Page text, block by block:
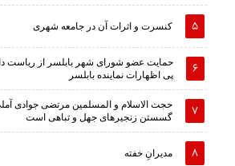
کنسرت و اثرات آن در جامعه شهری
حمایت عضو شورای شهر بابلسر از ریاست
پی اظهارات نماینده بابلسر
حجت الاسلام و المسلمین مرتضی جوادی
گسستن زنجیرهاى جهل و تباهى است
مدیرانِ خفته